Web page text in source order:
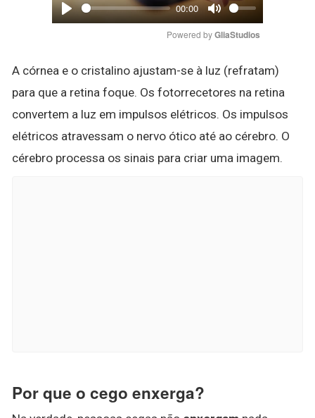
Play
00:00
Mute
Powered by GliaStudios
A córnea e o cristalino ajustam-se à luz (refratam)
para que a retina foque. Os fotorrecetores na retina
convertem a luz em impulsos elétricos. Os impulsos
elétricos atravessam o nervo ótico até ao cérebro. O
cérebro processa os sinais para criar uma imagem.
Por que o cego enxerga?